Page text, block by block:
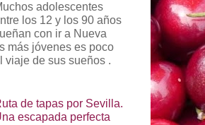
adolescentes
los 12 y los 90 años
con ir a Nueva
más jóvenes es poco
viaje de sus sueños .
de tapas por Sevilla.
escapada perfecta